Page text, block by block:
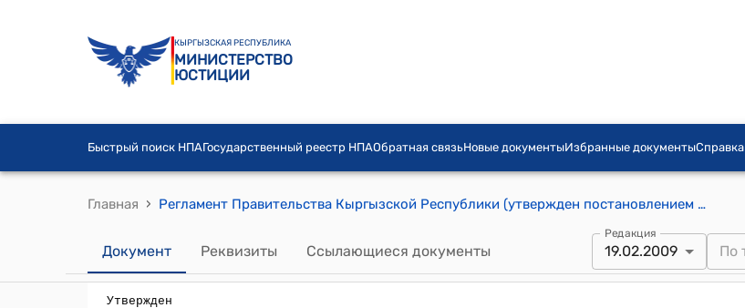
КЫРГЫЗСКАЯ РЕСПУБЛИКА
МИНИСТЕРСТВО
ЮСТИЦИИ
Быстрый поиск НПАГосударственный реестр НПАОбратная связьНовые документыИзбранные документыСправка
Главная › Регламент Правительства Кыргызской Республики (утвержден постановлением Правительства КР от 4 января 2006 года №1)
Документ Реквизиты Ссылающиеся документы
Редакция
19.02.2009